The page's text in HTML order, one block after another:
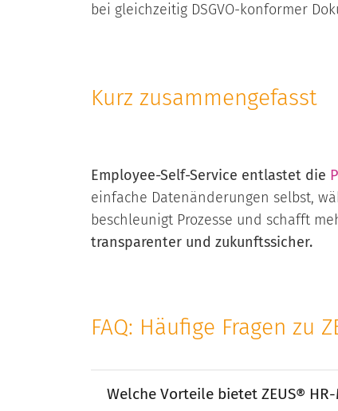
bei gleichzeitig DSGVO-konformer
Kurz zusammengefasst
Employee-Self-Service entlastet die
einfache Datenänderungen selbst,
beschleunigt Prozesse und schafft
transparenter und zukunftssicher.
FAQ: Häufige Fragen zu
Welche Vorteile bietet ZEUS®